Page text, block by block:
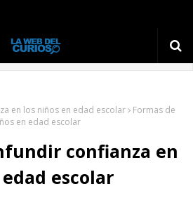
en los niños en edad escolar
Formas de
en edad escolar
confianza en
escolar